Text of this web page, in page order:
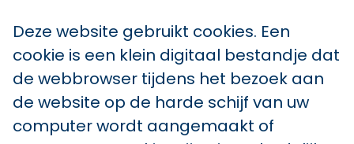
Deze website gebruikt cookies. Een
cookie is een klein digitaal bestandje dat
de webbrowser tijdens het bezoek aan
de website op de harde schijf van uw
computer wordt aangemaakt of